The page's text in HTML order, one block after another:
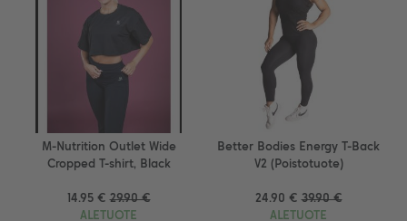
M-Nutrition Outlet Wide
Cropped T-shirt, Black
14.95 € 29.90 €
ALETUOTE
Better Bodies Energy T-Back
V2 (Poistotuote)
24.90 € 39.90 €
ALETUOTE